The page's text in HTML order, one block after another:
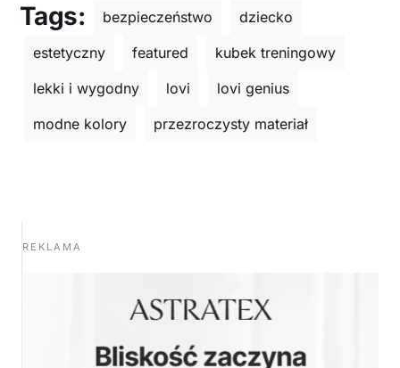
Tags: bezpieczeństwo
dziecko
estetyczny
featured
kubek treningowy
lekki i wygodny
lovi
lovi genius
modne kolory
przezroczysty materiał
REKLAMA